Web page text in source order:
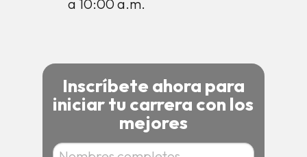
a 10:00 a.m.
Inscríbete ahora para
iniciar tu carrera con los
mejores